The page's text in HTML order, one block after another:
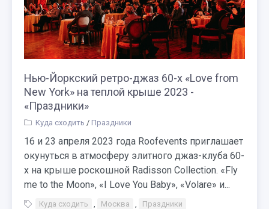
Нью-Йоркский ретро-джаз 60-х «Love from
New York» на теплой крыше 2023 -
«Праздники»
Куда сходить / Праздники
16 и 23 апреля 2023 года Roofevents приглашает
окунуться в атмосферу элитного джаз-клуба 60-
х на крыше роскошной Radisson Collection. «Fly
me to the Moon», «I Love You Baby», «Volare» и...
Куда сходить , Москва , Праздники